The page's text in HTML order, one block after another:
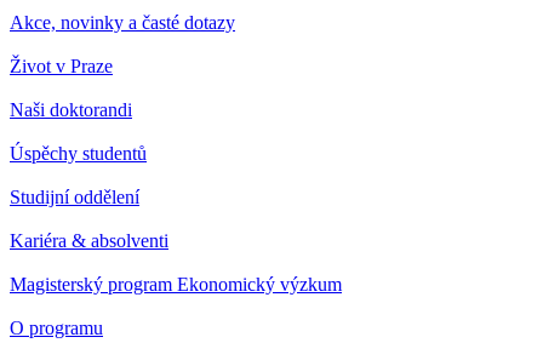
Akce, novinky a časté dotazy
Život v Praze
Naši doktorandi
Úspěchy studentů
Studijní oddělení
Kariéra & absolventi
Magisterský program Ekonomický výzkum
O programu